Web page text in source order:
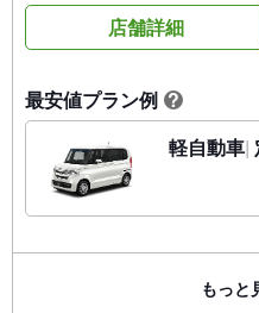
店舗詳細
最安値プラン例 ?
軽自動車
もっと